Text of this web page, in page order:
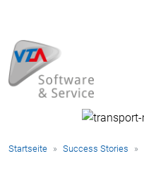
Startseite Success Stories